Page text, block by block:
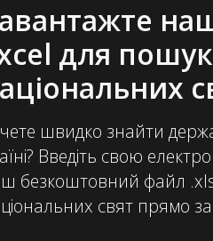
для
швидко знайти
Введіть свою
безкоштовний файл
свят прямо